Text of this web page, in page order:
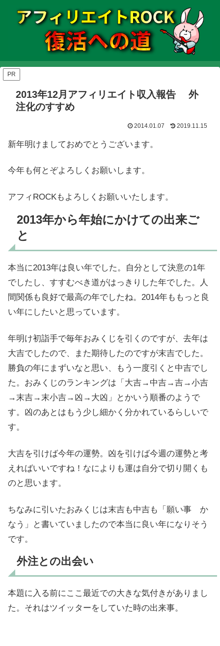
PR
2013年12月アフィリエイト収入報告 外
注化のすすめ
2014.01.07 2019.11.15
新年明けましておめでとうございます。
今年も何とぞよろしくお願いします。
アフィROCKもよろしくお願いいたします。
2013年から年始にかけての出来ご
と
本当に2013年は良い年でした。自分として決意の1年
でしたし、すすむべき道がはっきりした年でした。人
間関係も良好で最高の年でしたね。2014年ももっと良
い年にしたいと思っています。
年明け初詣手で毎年おみくじを引くのですが、去年は
大吉でしたので、また期待したのですが末吉でした。
勝負の年にまずいなと思い、もう一度引くと中吉でし
た。おみくじのランキングは「大吉→中吉→吉→小吉
→末吉→末小吉→凶→大凶」とかいう順番のようで
す。凶のあとはもう少し細かく分かれているらしいで
す。
大吉を引けば今年の運勢。凶を引けば今週の運勢と考
えればいいですね！なによりも運は自分で切り開くも
のと思います。
ちなみに引いたおみくじは末吉も中吉も「願い事 か
なう」と書いていましたので本当に良い年になりそう
です。
外注との出会い
本題に入る前にここ最近での大きな気付きがありまし
た。それはツイッターをしていた時の出来事。